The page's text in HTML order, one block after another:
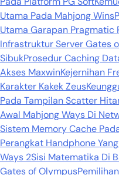
Utama Pada Mahjong Wins
Utama Garapan Pragmatic
Infrastruktur Server Gates
SibukProsedur Caching
Akses MaxwinKejernihan
Karakter Kakek Zeus
Pada Tampilan Scatter
Awal Mahjong Ways Di
Sistem Memory Cache
Perangkat Handphone
Ways 2Sisi Matematika Di
Gates of Olympus